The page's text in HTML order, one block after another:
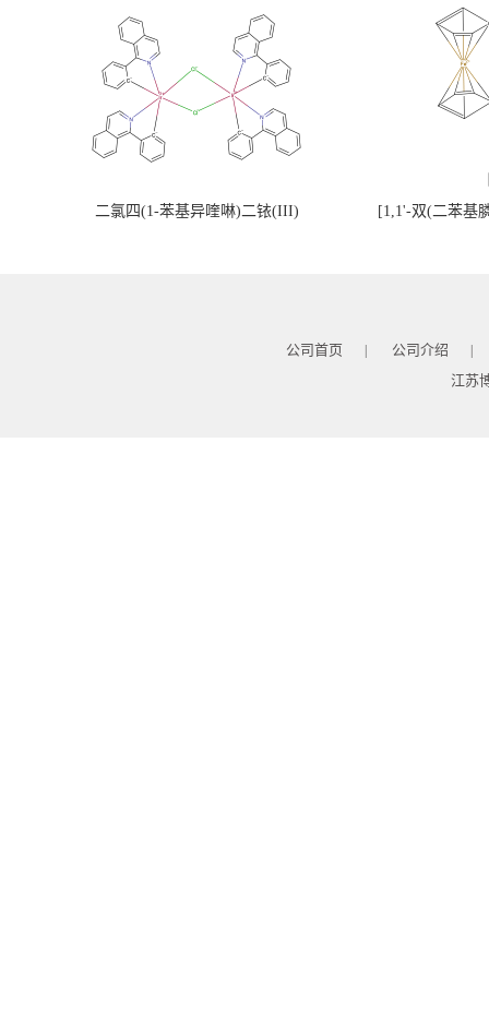
二氯四(1-苯基异喹啉)二铱(III) [1,1'-双(二苯基
公司首页 | 公司介绍 |
江苏